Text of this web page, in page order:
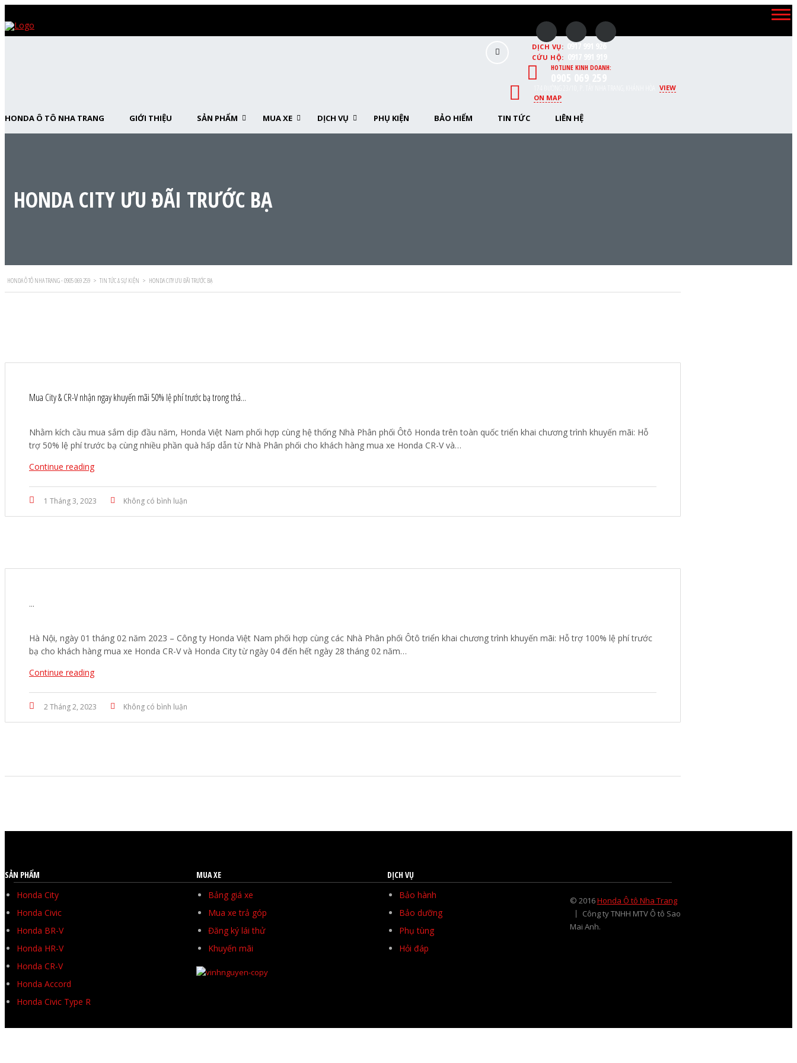
DỊCH VỤ: 0917 991 926
CỨU HỘ:
HOTLINE KINH DOANH:
VIEW
ON MAP
HONDA Ô TÔ NHA TRANG GIỚI THIỆU SẢN PHẨM MUA XE DỊCH VỤ PHỤ KIỆN BẢO HIỂM TIN TỨC LIÊN HỆ
HONDA CITY ƯU ĐÃI TRƯỚC BẠ
HONDA Ô TÔ NHA TRANG - 0905 069 259 > TIN TỨC & SỰ KIỆN > HONDA CITY ƯU ĐÃI TRƯỚC BẠ
Mua City & CR-V nhận ngay khuyến mãi 50% lệ phí trước bạ trong thá...
Nhằm kích cầu mua sắm dịp đầu năm, Honda Việt Nam phối hợp cùng hệ thống Nhà Phân phối Ôtô Honda trên toàn quốc triển khai chương trình khuyến mãi: Hỗ
trợ 50% lệ phí trước bạ cùng nhiều phần quà hấp dẫn từ Nhà Phân phối cho khách hàng mua xe Honda CR-V và…
Continue reading
1 Tháng 3, 2023 Không có bình luận
...
Hà Nội, ngày 01 tháng 02 năm 2023 – Công ty Honda Việt Nam phối hợp cùng các Nhà Phân phối Ôtô triển khai chương trình khuyến mãi: Hỗ trợ 100% lệ phí trước
bạ cho khách hàng mua xe Honda CR-V và Honda City từ ngày 04 đến hết ngày 28 tháng 02 năm…
Continue reading
2 Tháng 2, 2023 Không có bình luận
SẢN PHẨM
Honda City
Honda Civic
Honda BR-V
Honda HR-V
Honda CR-V
Honda Accord
Honda Civic Type R
MUA XE
Bảng giá xe
Mua xe trả góp
Đăng ký lái thử
Khuyến mãi
DỊCH VỤ
Bảo hành
Bảo dưỡng
Phụ tùng
Hỏi đáp
© 2016Honda Ô tô Nha Trang
Công ty TNHH MTV Ô tô Sao
Mai Anh.